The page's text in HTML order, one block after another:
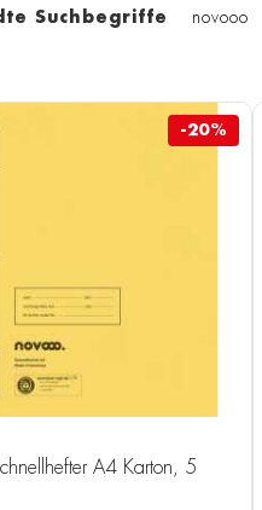
Suchbegriffe novooo
A4 Karton, 5
-20%